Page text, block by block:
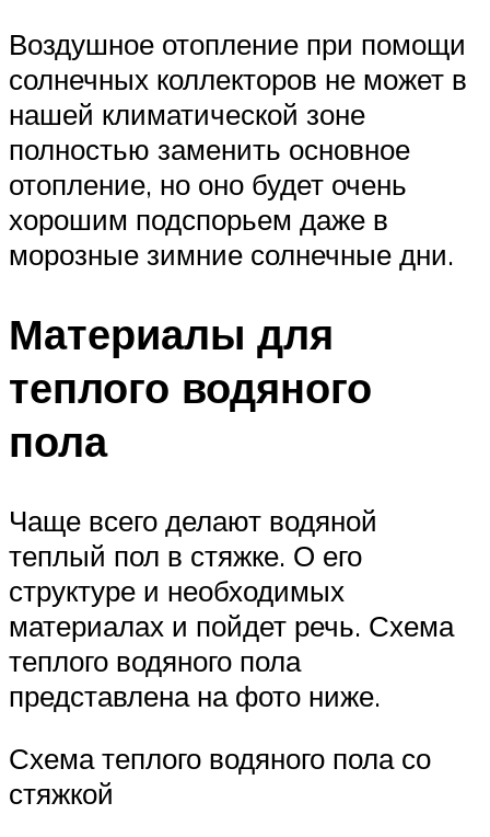
Воздушное отопление при помощи
солнечных коллекторов не может в
нашей климатической зоне
полностью заменить основное
отопление, но оно будет очень
хорошим подспорьем даже в
морозные зимние солнечные дни.
Материалы для
теплого водяного
пола
Чаще всего делают водяной
теплый пол в стяжке. О его
структуре и необходимых
материалах и пойдет речь. Схема
теплого водяного пола
представлена на фото ниже.
Схема теплого водяного пола со
стяжкой